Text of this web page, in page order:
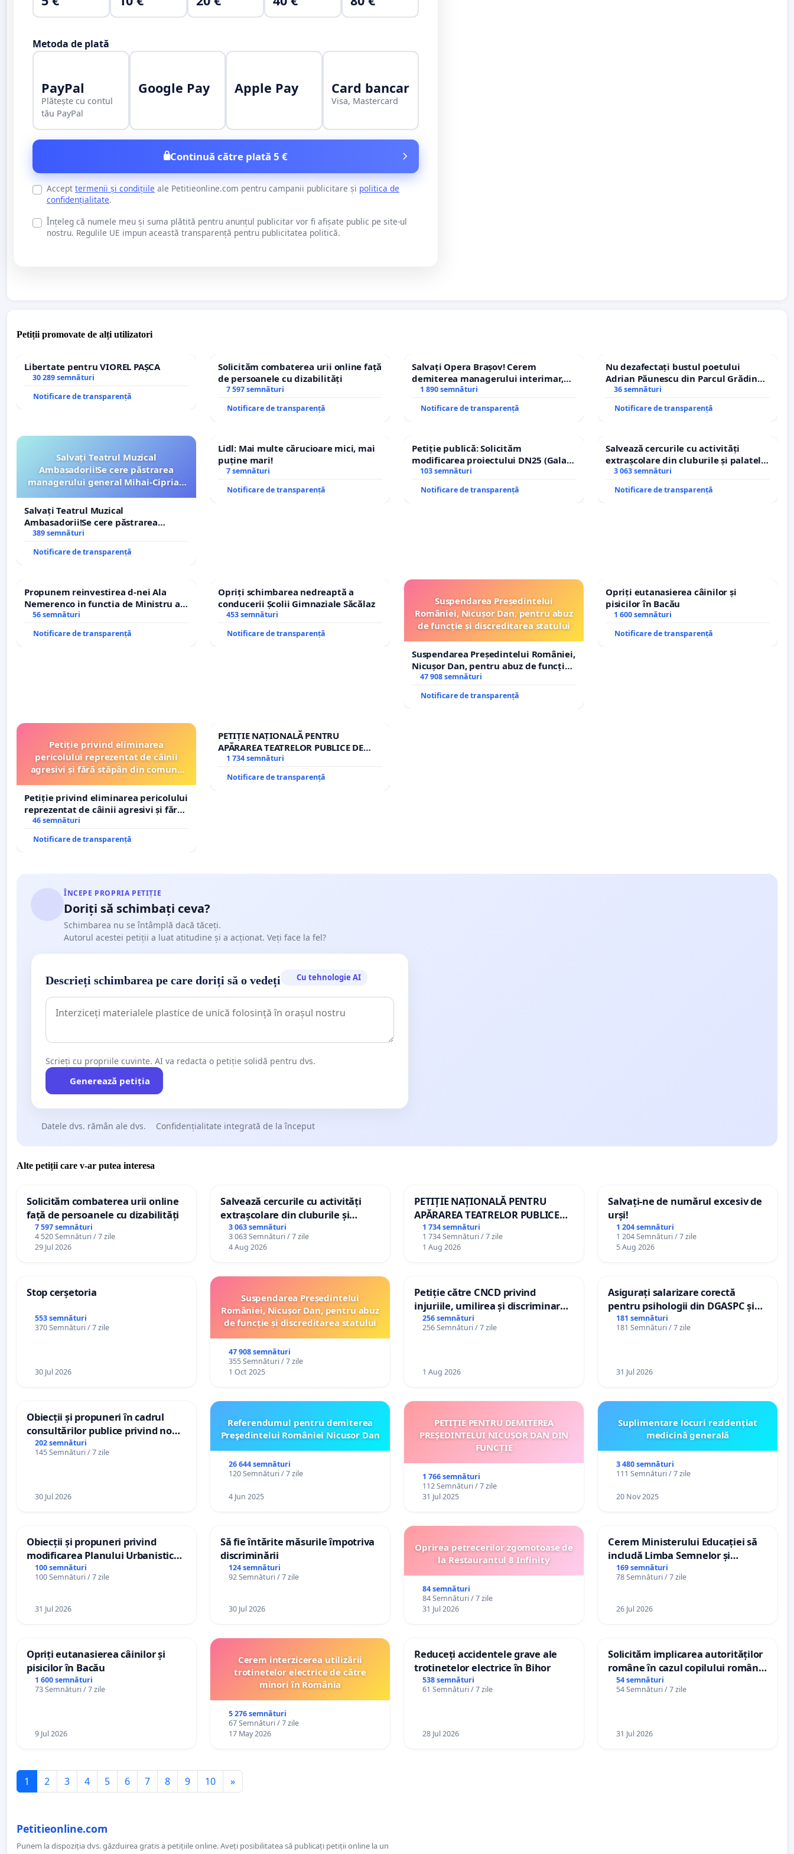
Metoda de plată
PayPal
Plătește cu contul
tău PayPal
Google Pay Apple Pay Card bancar
Visa, Mastercard
Continuă către plată 5 €
Accept termenii și condițiile ale Petitieonline.com pentru campanii publicitare și politica de
confidențialitate.
Înțeleg că numele meu și suma plătită pentru anunțul publicitar vor fi afișate public pe site-ul
nostru. Regulile UE impun această transparență pentru publicitatea politică.
Petiții promovate de alți utilizatori
Libertate pentru VIOREL PAȘCA
30 289 semnături
Notificare de transparență
Solicităm combaterea urii online față
de persoanele cu dizabilități
7 597 semnături
Notificare de transparență
Salvați Opera Brașov! Cerem
demiterea managerului interimar,
Petrean Lucian-Marius!
1 890 semnături
Notificare de transparență
Nu dezafectați bustul poetului
Adrian Păunescu din Parcul Grădina
Icoanei! Stop cenzurii culturale!
36 semnături
Notificare de transparență
Salvați Teatrul Muzical
Ambasadorii!Se cere păstrarea
managerului general Mihai-Ciprian
Salvați Teatrul Muzical
Ambasadorii!Se cere păstrarea
managerului general Mihai-Ciprian
389 semnături
Notificare de transparență
Lidl: Mai multe cărucioare mici, mai
puține mari!
7 semnături
Notificare de transparență
Petiție publică: Solicităm
modificarea proiectului DN25 (Galați
– Hanu Conachi) prin devierea
103 semnături
Notificare de transparență
Salvează cercurile cu activități
extrașcolare din cluburile și palatele
copiilor
3 063 semnături
Notificare de transparență
Propunem reinvestirea d-nei Ala
Nemerenco in functia de Ministru al
Sanatatii
56 semnături
Notificare de transparență
Opriți schimbarea nedreaptă a
conducerii Școlii Gimnaziale Săcălaz
453 semnături
Notificare de transparență
Suspendarea Președintelui
României, Nicușor Dan, pentru abuz
de funcție și discreditarea statului
Suspendarea Președintelui României,
Nicușor Dan, pentru abuz de funcție
și discreditarea statului
47 908 semnături
Notificare de transparență
Opriți eutanasierea câinilor și
pisicilor în Bacău
1 600 semnături
Notificare de transparență
Petiție privind eliminarea
pericolului reprezentat de câinii
agresivi și fără stăpân din comuna
Petiție privind eliminarea pericolului
reprezentat de câinii agresivi și fără
stăpân din comuna Tunari
46 semnături
Notificare de transparență
PETIȚIE NAȚIONALĂ PENTRU
APĂRAREA TEATRELOR PUBLICE DE
REPERTORIU DIN ROMÂNIA
1 734 semnături
Notificare de transparență
ÎNCEPE PROPRIA PETIȚIE
Doriți să schimbați ceva?
Schimbarea nu se întâmplă dacă tăceți.
Autorul acestei petiții a luat atitudine și a acționat. Veți face la fel?
Descrieți schimbarea pe care doriți să o vedeți Cu tehnologie AI
Scrieți cu propriile cuvinte. AI va redacta o petiție solidă pentru dvs.
Generează petiția
Datele dvs. rămân ale dvs. Confidențialitate integrată de la început
Alte petiții care v-ar putea interesa
Solicităm combaterea urii online
față de persoanele cu dizabilități
7 597 semnături
4 520 Semnături / 7 zile
29 Jul 2026
Salvează cercurile cu activități
extrașcolare din cluburile și
palatele copiilor
3 063 semnături
3 063 Semnături / 7 zile
4 Aug 2026
PETIȚIE NAȚIONALĂ PENTRU
APĂRAREA TEATRELOR PUBLICE
DE REPERTORIU DIN ROMÂNIA
1 734 semnături
1 734 Semnături / 7 zile
1 Aug 2026
Salvați-ne de numărul excesiv de
urși!
1 204 semnături
1 204 Semnături / 7 zile
5 Aug 2026
Stop cerșetoria
553 semnături
370 Semnături / 7 zile
30 Jul 2026
Suspendarea Președintelui
României, Nicușor Dan, pentru abuz
de funcție și discreditarea statului
47 908 semnături
355 Semnături / 7 zile
1 Oct 2025
Petiție către CNCD privind
injuriile, umilirea și discriminarea
persoanelor cu dizabilități de
către utilizatorul TikTok „Gorici”
256 semnături
256 Semnături / 7 zile
1 Aug 2026
Asigurați salarizare corectă
pentru psihologii din DGASPC și
spitale
181 semnături
181 Semnături / 7 zile
31 Jul 2026
Obiecții și propuneri în cadrul
consultărilor publice privind noul
Plan Urbanistic General (PUG)
Ialoveni
202 semnături
145 Semnături / 7 zile
30 Jul 2026
Referendumul pentru demiterea
Preşedintelui României Nicusor Dan
26 644 semnături
120 Semnături / 7 zile
4 Jun 2025
PETIȚIE PENTRU DEMITEREA
PREȘEDINTELUI NICUȘOR DAN DIN
FUNCȚIE
1 766 semnături
112 Semnături / 7 zile
31 Jul 2025
Suplimentare locuri rezidențiat
medicină generală
3 480 semnături
111 Semnături / 7 zile
20 Nov 2025
Obiecții și propuneri privind
modificarea Planului Urbanistic
General al orașului Ialoveni
100 semnături
100 Semnături / 7 zile
31 Jul 2026
Să fie întărite măsurile împotriva
discriminării
124 semnături
92 Semnături / 7 zile
30 Jul 2026
Oprirea petrecerilor zgomotoase de
la Restaurantul 8 Infinity
84 semnături
84 Semnături / 7 zile
31 Jul 2026
Cerem Ministerului Educației să
includă Limba Semnelor și
alfabetul Braille în școlile din
Republica Moldova!
169 semnături
78 Semnături / 7 zile
26 Jul 2026
Opriți eutanasierea câinilor și
pisicilor în Bacău
1 600 semnături
73 Semnături / 7 zile
9 Jul 2026
Cerem interzicerea utilizării
trotinetelor electrice de către
minori în România
5 276 semnături
67 Semnături / 7 zile
17 May 2026
Reduceți accidentele grave ale
trotinetelor electrice în Bihor
538 semnături
61 Semnături / 7 zile
28 Jul 2026
Solicităm implicarea autorităților
române în cazul copilului român
Wiliam Kristian Gheorghe, aflat în
plasament în Danemarca de 12
54 semnături
54 Semnături / 7 zile
31 Jul 2026
1 2 3 4 5 6 7 8 9 10 »
Petitieonline.com
Punem la dispoziția dvs. găzduirea gratis a petițiile online. Aveți posibilitatea să publicați petiții online la un